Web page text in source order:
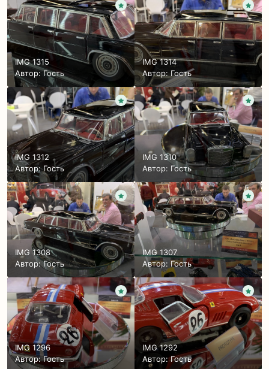
IMG 1315
Автор: Гость
IMG 1314
Автор: Гость
IMG 1312
Автор: Гость
IMG 1310
Автор: Гость
IMG 1308
Автор: Гость
IMG 1307
Автор: Гость
IMG 1296
Автор: Гость
IMG 1292
Автор: Гость